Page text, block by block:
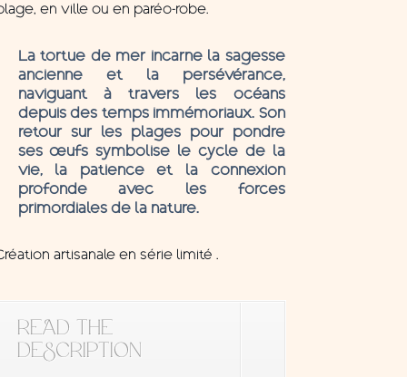
en ville ou en paréo-robe.
La tortue de mer incarne la sagesse
ancienne et la persévérance,
naviguant à travers les océans
depuis des temps immémoriaux. Son
retour sur les plages pour pondre
ses œufs symbolise le cycle de la
vie, la patience et la connexion
profonde avec les forces
primordiales de la nature.
artisanale en série limité .
READ THE
DESCRIPTION